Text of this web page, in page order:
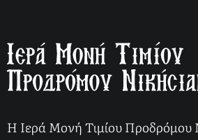
Η Ιερά Μονή Τιμίου Προδρόμου